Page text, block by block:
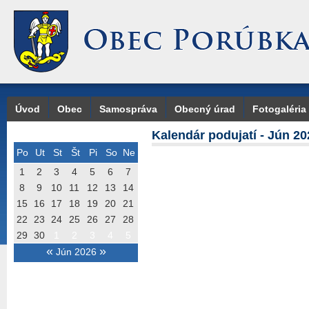
Úvod Obec Samospráva Obecný úrad Fotogaléria
Po Ut St Št Pi So Ne
« Jún 2026 »
1 2 3 4 5 6
7
8
9 10 11 12 13
14
15
16 17 18 19 20
21
22
23 24 25 26 27
28
29
30
Kalendár podujatí - Jún